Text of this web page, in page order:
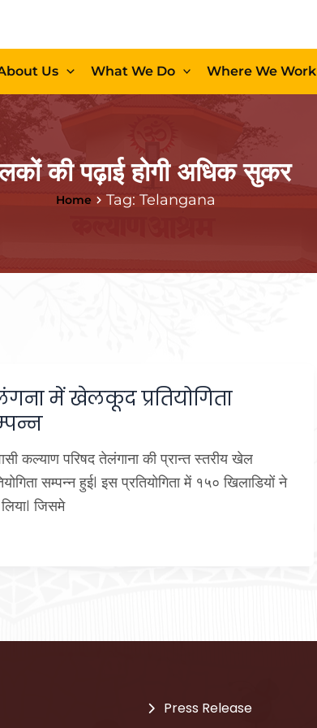
Us What We Do Where We Work
की पढ़ाई होगी अधिक सुकर
Home Tag: Telangana
में खेलकूद प्रतियोगिता
कल्याण परिषद तेलंगाना की प्रान्त स्तरीय खेल
सम्पन्न हुईl इस प्रतियोगिता में १५० खिलाडियों ने
जिसमे
Press Release